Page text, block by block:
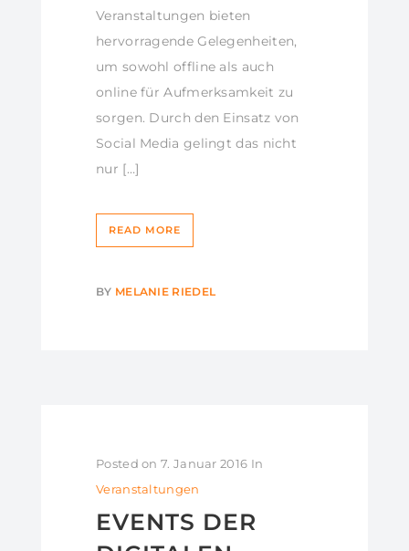
Veranstaltungen bieten
hervorragende Gelegenheiten,
um sowohl offline als auch
online für Aufmerksamkeit zu
sorgen. Durch den Einsatz von
Social Media gelingt das nicht
nur […]
READ MORE
BY MELANIE RIEDEL
Posted on 7. Januar 2016 In
Veranstaltungen
EVENTS DER